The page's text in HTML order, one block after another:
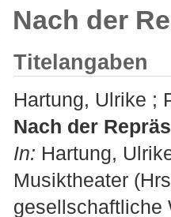
Nach der
Titelangaben
Hartung, Ulrike ;
Nach der
In: Hartung,
Musiktheater
gesellschaftliche